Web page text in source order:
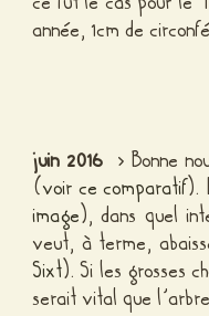
année, 1cm de
juin 2016> Bonne
(voir ce comparatif).
image), dans quel
veut, à terme,
Sixt). Si les grosses
serait vital que